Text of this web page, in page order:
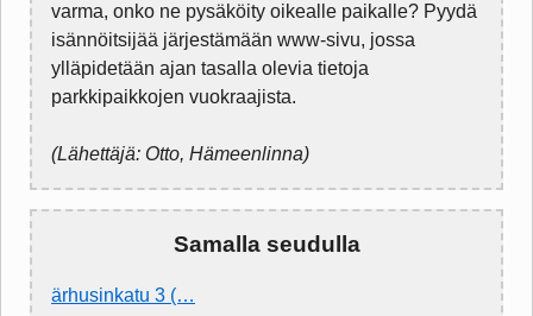
varma, onko ne pysäköity oikealle paikalle? Pyydä
isännöitsijää järjestämään www-sivu, jossa
ylläpidetään ajan tasalla olevia tietoja
parkkipaikkojen vuokraajista.
(Lähettäjä: Otto, Hämeenlinna)
Samalla seudulla
ärhusinkatu 3 (…